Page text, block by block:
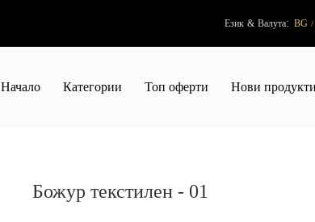
Език & Валута: BG /
Начало Категории Топ оферти Нови продукти
Божур текстилен - 01